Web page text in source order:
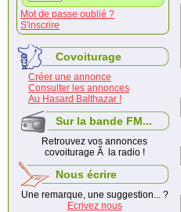
Mot de passe oublié ?
S'inscrire
Covoiturage
Créer une annonce
Consulter les annonces
Au Hasard Balthazar !
Sur la bande FM...
Retrouvez vos annonces
covoiturage Ã la radio !
Nous écrire
Une remarque, une suggestion... ?
Ecrivez nous